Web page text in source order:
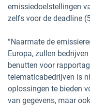
emissiedoelstellingen
zelfs voor de deadline
“Naarmate de
Europa, zullen
benutten voor
telematicabedrijven is
oplossingen te bieden
van gegevens, maar